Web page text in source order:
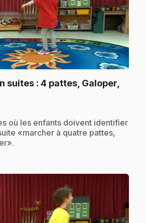
suites : 4 pattes, Galoper,
où les enfants doivent identifier
«marcher à quatre pattes,